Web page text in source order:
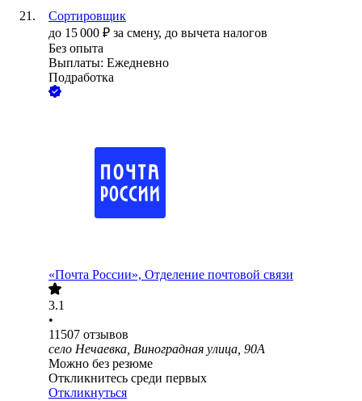
Сортировщик
до 15 000 ₽ за смену, до вычета налогов
Без опыта
Выплаты: Ежедневно
Подработка
«Почта России», Отделение почтовой связи
3.1
•
11507 отзывов
село Нечаевка, Виноградная улица, 90А
Можно без резюме
Откликнитесь среди первых
Откликнуться